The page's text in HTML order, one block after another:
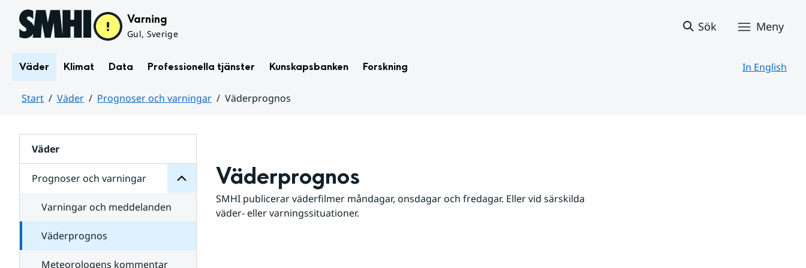
Hoppa till sidans innehåll Varning
Gul, Sverige
Sök Meny
Väder Klimat Data Professionella tjänster Kunskapsbanken Forskning In English
Start Väder Prognoser och varningar
Väderprognos
Väder
Prognoser och varningar
för
varningar
Varningar och meddelanden
Väderprognos
Meteorologens kommentar
Väderprognos
SMHI publicerar väderfilmer måndagar, onsdagar och fredagar. Eller vid särskilda
väder- eller varningssituationer.